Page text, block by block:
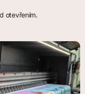
otevřením.